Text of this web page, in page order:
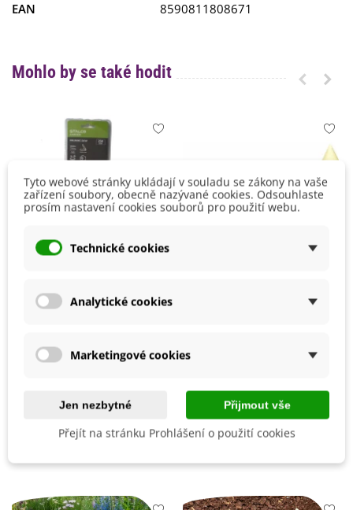
EAN 8590811808671
Mohlo by se také hodit
Pilka prořezávací - Stalco -
505 Kč
Sirná svíce - 25 cm -
Tyto webové stránky ukládají v souladu se zákony na vaše
zařízení soubory, obecně nazývané cookies. Odsouhlaste
prosím nastavení cookies souborů pro použití webu.
Technické cookies
Analytické cookies
Marketingové cookies
Jen nezbytné Přijmout vše
Přejít na stránku Prohlášení o použití cookies